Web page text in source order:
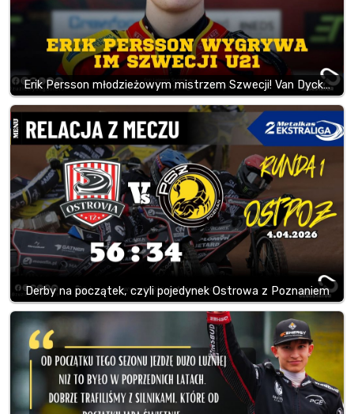
Erik Persson młodzieżowym mistrzem Szwecji! Van Dyck…
Derby na początek, czyli pojedynek Ostrowa z Poznaniem